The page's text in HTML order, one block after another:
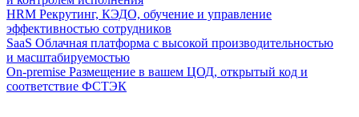
HRM Рекрутинг, КЭДО, обучение и управление
эффективностью сотрудников
SaaS Облачная платформа с высокой производительностью
и масштабируемостью
On-premise Размещение в вашем ЦОД, открытый код и
соответствие ФСТЭК